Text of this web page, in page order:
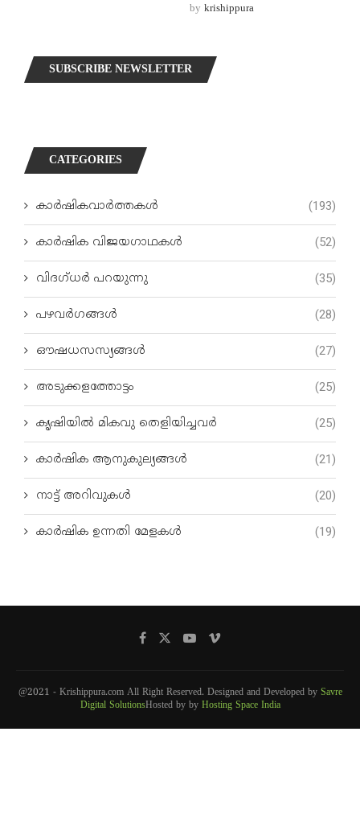
by krishippura
SUBSCRIBE NEWSLETTER
CATEGORIES
കാർഷികവാർത്തകൾ (193)
കാർഷിക വിജയഗാഥകൾ (52)
വിദഗ്ധര്‍ പറയുന്നു (35)
പഴവർഗങ്ങൾ (28)
ഔഷധസസ്യങ്ങൾ (27)
അടുക്കളത്തോട്ടം (25)
കൃഷിയിൽ മികവു തെളിയിച്ചവർ (25)
കാർഷിക ആനുകുല്യങ്ങൾ (21)
നാട്ട് അറിവുകൾ (20)
കാർഷിക ഉന്നതി മേളകൾ (19)
@2021 - Krishippura.com All Right Reserved. Designed and Developed by Savre
Digital SolutionsHosted by by Hosting Space India